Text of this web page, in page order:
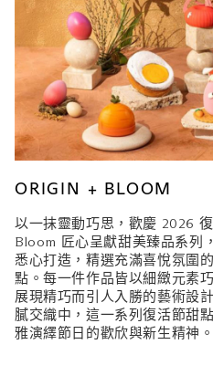
ORIGIN + BLOOM
以一抹靈動巧思，歡慶 2026
Bloom 匠心呈獻甜美臻品系列
悉心打造，精選充滿喜悅氛圍
點。每一件作品皆以細緻元素
展現精巧而引人入勝的藝術設
膩交織中，這一系列復活節甜
雅演繹節日的歡欣與新生精神。